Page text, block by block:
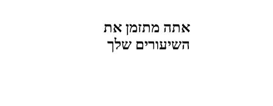
אתה מתזמן את
השיעורים שלך